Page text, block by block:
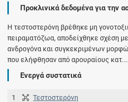
Προκλινικά δεδομένα για την
Η τεστοστερόνη βρέθηκε μη
πειραματόζωα, αποδείχθηκε σχέση
ανδρογόνα και συγκεκριμένων
που ελήφθησαν από αρουραίους κατ...
Ενεργά συστατικά
1 Τεστοστερόνη